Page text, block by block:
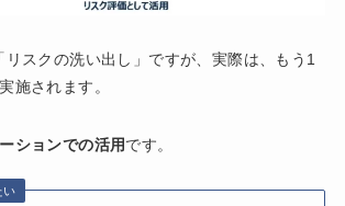
リスクの洗い出し」ですが、実際は、もう1
施されます。
ションでの活用です。
い